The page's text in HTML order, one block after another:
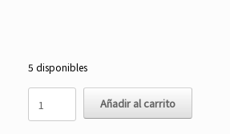
5 disponibles
en
Hojuelas
Añadir al carrito